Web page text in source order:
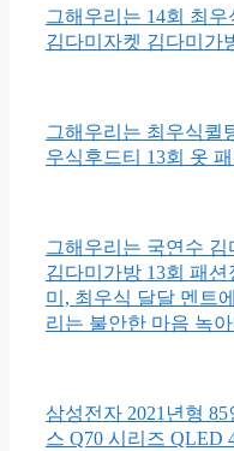
그해우리는 14회 최우
김다미자켓 김다미가
그해우리는 최우식퀼
우식후드티 13회 옷 패
그해우리는 국연수 김
김다미가방 13회 패션
미, 최우식 달달 멘트
리는 불안한 마음 녹
삼성전자 2021년형 85
스 Q70 시리즈 QLED